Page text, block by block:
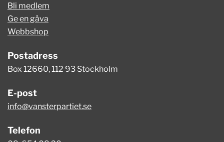
Bli medlem
Ge en gåva
Webbshop
Postadress
Box 12660, 112 93 Stockholm
E-post
info@vansterpartiet.se
Telefon